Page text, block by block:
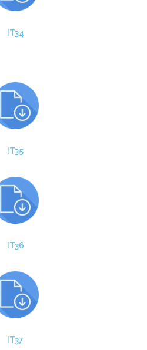
IT34
IT35
IT36
IT37